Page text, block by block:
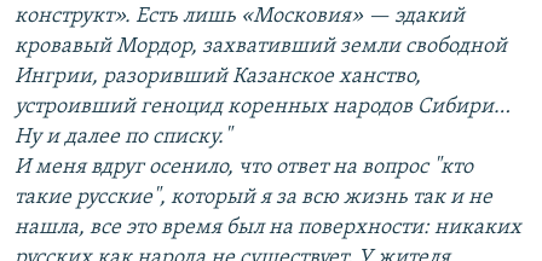
конструкт». Есть лишь «Московия» — эдакий
кровавый Мордор, захвативший земли свободной
Ингрии, разоривший Казанское ханство,
устроивший геноцид коренных народов Сибири…
Ну и далее по списку."
И меня вдруг осенило, что ответ на вопрос "кто
такие русские", который я за всю жизнь так и не
нашла, все это время был на поверхности: никаких